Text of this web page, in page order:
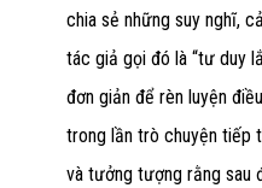
chia sẻ những suy nghĩ,
tác giả gọi đó là “tư duy
đơn giản để rèn luyện
trong lần trò chuyện tiếp
và tưởng tượng rằng sau